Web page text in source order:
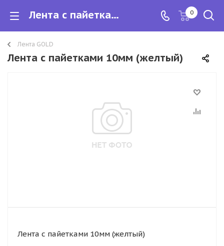
Лента с пайетками 10мм (желтый) 0
Лента GOLD
Лента с пайетками 10мм (желтый)
Лента с пайетками 10мм (желтый)